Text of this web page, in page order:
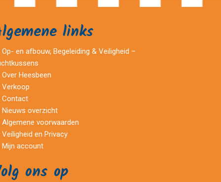
links
Op- en afbouw, Begeleiding & Veiligheid –
Over Heesbeen
Verkoop
Contact
Nieuws overzicht
Algemene voorwaarden
Veiligheid en Privacy
Mijn account
ons op